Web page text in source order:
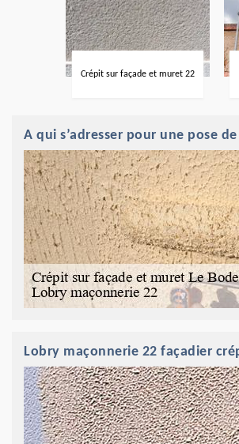
Crépit sur façade et muret 22
A qui s’adresser pour une pose
Lobry maçonnerie 22 façadier